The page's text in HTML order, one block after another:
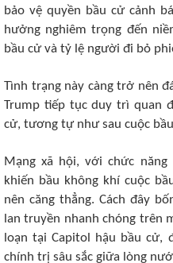
bảo vệ quyền bầu cử cảnh
hưởng nghiêm trọng đến
bầu cử và tỷ lệ người đi bỏ
Tình trạng này càng trở nên
Trump tiếp tục duy trì quan
cử, tương tự như sau cuộc
Mạng xã hội, với chức năng
khiến bầu không khí cuộc
nên căng thẳng. Cách đây
lan truyền nhanh chóng trên
loạn tại Capitol hậu bầu cử,
chính trị sâu sắc giữa lòng